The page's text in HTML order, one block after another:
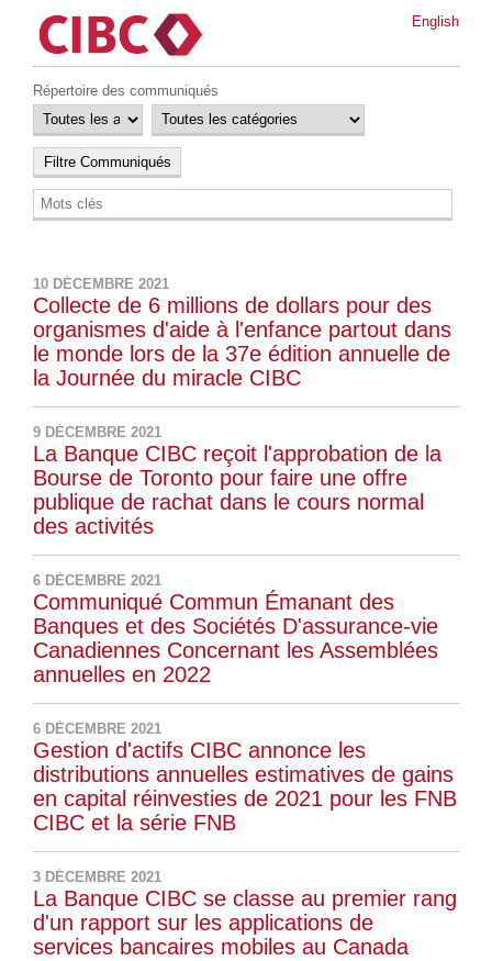
English
Répertoire des communiqués
10 DÉCEMBRE 2021
Collecte de 6 millions de dollars pour des
organismes d'aide à l'enfance partout dans
le monde lors de la 37e édition annuelle de
la Journée du miracle CIBC
9 DÉCEMBRE 2021
La Banque CIBC reçoit l'approbation de la
Bourse de Toronto pour faire une offre
publique de rachat dans le cours normal
des activités
6 DÉCEMBRE 2021
Communiqué Commun Émanant des
Banques et des Sociétés D'assurance-vie
Canadiennes Concernant les Assemblées
annuelles en 2022
6 DÉCEMBRE 2021
Gestion d'actifs CIBC annonce les
distributions annuelles estimatives de gains
en capital réinvesties de 2021 pour les FNB
CIBC et la série FNB
3 DÉCEMBRE 2021
La Banque CIBC se classe au premier rang
d'un rapport sur les applications de
services bancaires mobiles au Canada